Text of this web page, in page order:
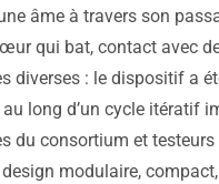
âme à travers son
qui bat, contact avec
diverses : le dispositif a
long d’un cycle itératif
du consortium et testeurs
modulaire,